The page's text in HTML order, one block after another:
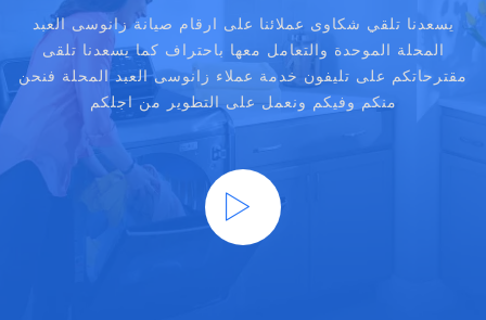
يسعدنا تلقي شكاوى عملائنا على ارقام صيانة زانوسى العبد
المحلة الموحدة والتعامل معها باحتراف كما يسعدنا تلقى
مقترحاتكم على تليفون خدمة عملاء زانوسى العبد المحلة فنحن
منكم وفيكم ونعمل على التطوير من اجلكم